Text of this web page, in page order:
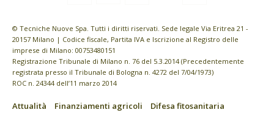
© Tecniche Nuove Spa. Tutti i diritti riservati. Sede legale Via Eritrea 21 -
20157 Milano | Codice fiscale, Partita IVA e Iscrizione al Registro delle
imprese di Milano: 00753480151
Registrazione Tribunale di Milano n. 76 del 5.3.2014 (Precedentemente
registrata presso il Tribunale di Bologna n. 4272 del 7/04/1973)
ROC n. 24344 dell’11 marzo 2014
Attualità Finanziamenti agricoli
Difesa fitosanitaria